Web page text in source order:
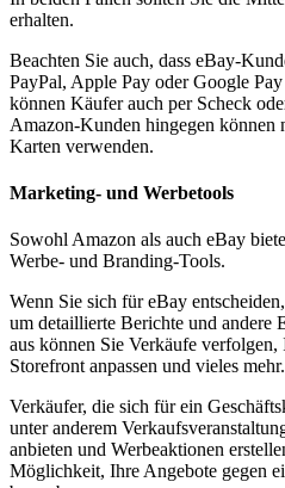
erhalten.
Beachten Sie auch, dass eBay-
PayPal, Apple Pay oder Google
können Käufer auch per Scheck
Amazon-Kunden hingegen
Karten verwenden.
Marketing- und Werbetools
Sowohl Amazon als auch eBay
Werbe- und Branding-Tools.
Wenn Sie sich für eBay
um detaillierte Berichte und andere
aus können Sie Verkäufe
Storefront anpassen und vieles mehr.
Verkäufer, die sich für ein
unter anderem
anbieten und Werbeaktionen
Möglichkeit, Ihre Angebote gegen